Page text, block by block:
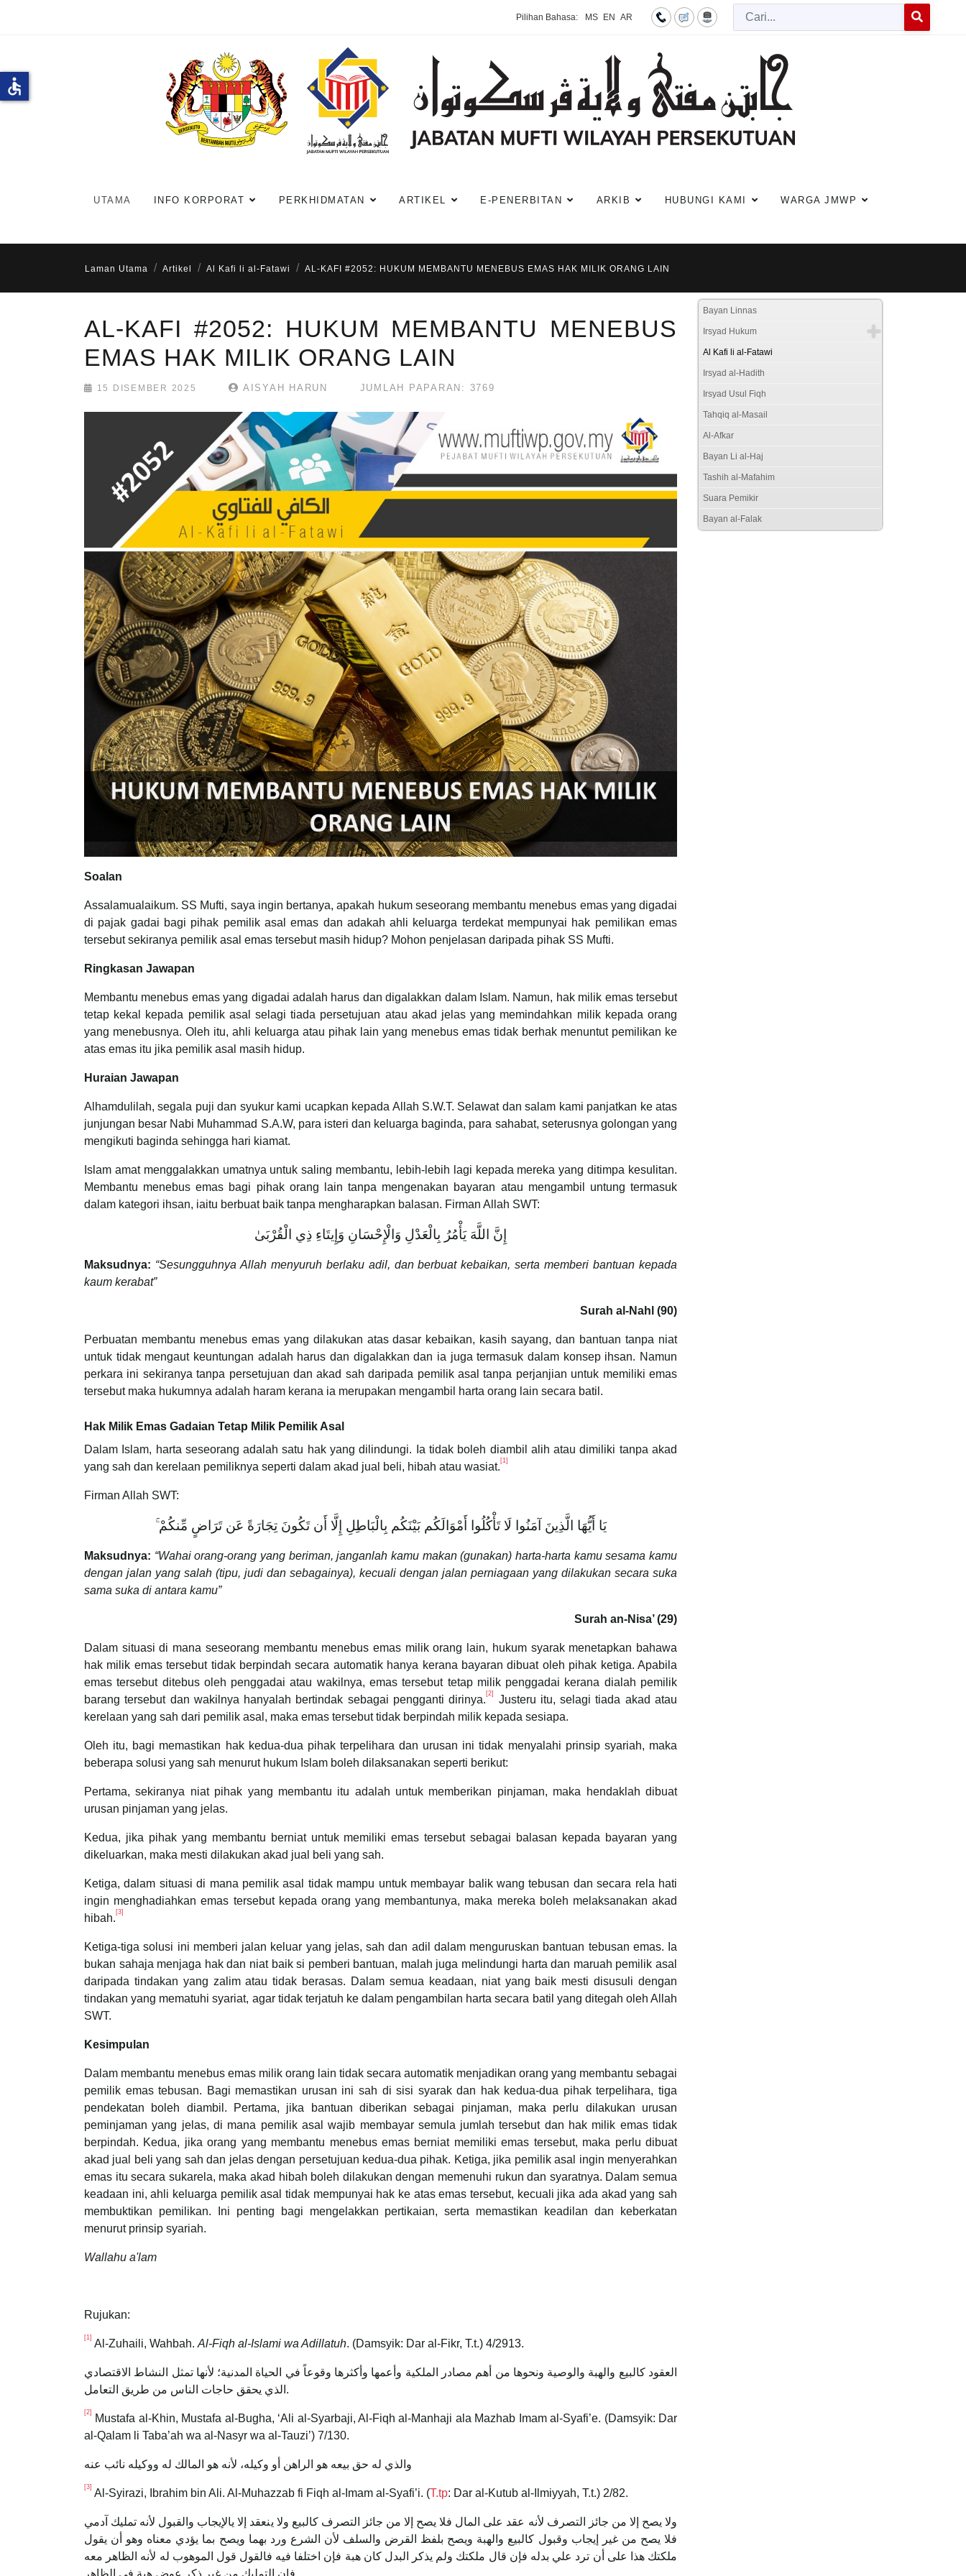
Pilihan Bahasa: MS EN AR
Cari
UTAMA INFO KORPORAT PERKHIDMATAN ARTIKEL E-PENERBITAN ARKIB HUBUNGI KAMI WARGA JMWP
Laman Utama Artikel Al Kafi li al-Fatawi AL-KAFI #2052: HUKUM MEMBANTU MENEBUS EMAS HAK MILIK ORANG LAIN
AL-KAFI #2052: HUKUM MEMBANTU MENEBUS
EMAS HAK MILIK ORANG LAIN
15 DISEMBER 2025 AISYAH HARUN JUMLAH PAPARAN: 3769
Soalan
Assalamualaikum. SS Mufti, saya ingin bertanya, apakah hukum seseorang membantu menebus emas yang digadai
di pajak gadai bagi pihak pemilik asal emas dan adakah ahli keluarga terdekat mempunyai hak pemilikan emas
tersebut sekiranya pemilik asal emas tersebut masih hidup? Mohon penjelasan daripada pihak SS Mufti.
Ringkasan Jawapan
Membantu menebus emas yang digadai adalah harus dan digalakkan dalam Islam. Namun, hak milik emas tersebut
tetap kekal kepada pemilik asal selagi tiada persetujuan atau akad jelas yang memindahkan milik kepada orang
yang menebusnya. Oleh itu, ahli keluarga atau pihak lain yang menebus emas tidak berhak menuntut pemilikan ke
atas emas itu jika pemilik asal masih hidup.
Huraian Jawapan
Alhamdulilah, segala puji dan syukur kami ucapkan kepada Allah S.W.T. Selawat dan salam kami panjatkan ke atas
junjungan besar Nabi Muhammad S.A.W, para isteri dan keluarga baginda, para sahabat, seterusnya golongan yang
mengikuti baginda sehingga hari kiamat.
Islam amat menggalakkan umatnya untuk saling membantu, lebih-lebih lagi kepada mereka yang ditimpa kesulitan.
Membantu menebus emas bagi pihak orang lain tanpa mengenakan bayaran atau mengambil untung termasuk
dalam kategori ihsan, iaitu berbuat baik tanpa mengharapkan balasan. Firman Allah SWT:
إِنَّ اللَّهَ يَأْمُرُ بِالْعَدْلِ وَالْإِحْسَانِ وَإِيتَاءِ ذِي الْقُرْبَىٰ
Maksudnya: “Sesungguhnya Allah menyuruh berlaku adil, dan berbuat kebaikan, serta memberi bantuan kepada
kaum kerabat”
Surah al-Nahl (90)
Perbuatan membantu menebus emas yang dilakukan atas dasar kebaikan, kasih sayang, dan bantuan tanpa niat
untuk tidak mengaut keuntungan adalah harus dan digalakkan dan ia juga termasuk dalam konsep ihsan. Namun
perkara ini sekiranya tanpa persetujuan dan akad sah daripada pemilik asal tanpa perjanjian untuk memiliki emas
tersebut maka hukumnya adalah haram kerana ia merupakan mengambil harta orang lain secara batil.
Hak Milik Emas Gadaian Tetap Milik Pemilik Asal
Dalam Islam, harta seseorang adalah satu hak yang dilindungi. Ia tidak boleh diambil alih atau dimiliki tanpa akad
yang sah dan kerelaan pemiliknya seperti dalam akad jual beli, hibah atau wasiat. [1]
Firman Allah SWT:
يَا أَيُّهَا الَّذِينَ آمَنُوا لَا تَأْكُلُوا أَمْوَالَكُم بَيْنَكُم بِالْبَاطِلِ إِلَّا أَن تَكُونَ تِجَارَةً عَن تَرَاضٍ مِّنكُمْ ۚ
Maksudnya: “Wahai orang-orang yang beriman, janganlah kamu makan (gunakan) harta-harta kamu sesama kamu
dengan jalan yang salah (tipu, judi dan sebagainya), kecuali dengan jalan perniagaan yang dilakukan secara suka
sama suka di antara kamu”
Surah an-Nisa’ (29)
Dalam situasi di mana seseorang membantu menebus emas milik orang lain, hukum syarak menetapkan bahawa
hak milik emas tersebut tidak berpindah secara automatik hanya kerana bayaran dibuat oleh pihak ketiga. Apabila
emas tersebut ditebus oleh penggadai atau wakilnya, emas tersebut tetap milik penggadai kerana dialah pemilik
barang tersebut dan wakilnya hanyalah bertindak sebagai pengganti dirinya.[2]
Justeru itu, selagi tiada akad atau
kerelaan yang sah dari pemilik asal, maka emas tersebut tidak berpindah milik kepada sesiapa.
Oleh itu, bagi memastikan hak kedua-dua pihak terpelihara dan urusan ini tidak menyalahi prinsip syariah, maka
beberapa solusi yang sah menurut hukum Islam boleh dilaksanakan seperti berikut:
Pertama, sekiranya niat pihak yang membantu itu adalah untuk memberikan pinjaman, maka hendaklah dibuat
urusan pinjaman yang jelas.
Kedua, jika pihak yang membantu berniat untuk memiliki emas tersebut sebagai balasan kepada bayaran yang
dikeluarkan, maka mesti dilakukan akad jual beli yang sah.
Ketiga, dalam situasi di mana pemilik asal tidak mampu untuk membayar balik wang tebusan dan secara rela hati
ingin menghadiahkan emas tersebut kepada orang yang membantunya, maka mereka boleh melaksanakan akad
hibah. [3]
Ketiga-tiga solusi ini memberi jalan keluar yang jelas, sah dan adil dalam menguruskan bantuan tebusan emas. Ia
bukan sahaja menjaga hak dan niat baik si pemberi bantuan, malah juga melindungi harta dan maruah pemilik asal
daripada tindakan yang zalim atau tidak berasas. Dalam semua keadaan, niat yang baik mesti disusuli dengan
tindakan yang mematuhi syariat, agar tidak terjatuh ke dalam pengambilan harta secara batil yang ditegah oleh Allah
SWT.
Kesimpulan
Dalam membantu menebus emas milik orang lain tidak secara automatik menjadikan orang yang membantu sebagai
pemilik emas tebusan. Bagi memastikan urusan ini sah di sisi syarak dan hak kedua-dua pihak terpelihara, tiga
pendekatan boleh diambil. Pertama, jika bantuan diberikan sebagai pinjaman, maka perlu dilakukan urusan
peminjaman yang jelas, di mana pemilik asal wajib membayar semula jumlah tersebut dan hak milik emas tidak
berpindah. Kedua, jika orang yang membantu menebus emas berniat memiliki emas tersebut, maka perlu dibuat
akad jual beli yang sah dan jelas dengan persetujuan kedua-dua pihak. Ketiga, jika pemilik asal ingin menyerahkan
emas itu secara sukarela, maka akad hibah boleh dilakukan dengan memenuhi rukun dan syaratnya. Dalam semua
keadaan ini, ahli keluarga pemilik asal tidak mempunyai hak ke atas emas tersebut, kecuali jika ada akad yang sah
membuktikan pemilikan. Ini penting bagi mengelakkan pertikaian, serta memastikan keadilan dan keberkatan
menurut prinsip syariah.
Wallahu a'lam
Rujukan:
[1] Al-Zuhaili, Wahbah. Al-Fiqh al-Islami wa Adillatuh. (Damsyik: Dar al-Fikr, T.t.) 4/2913.
العقود كالبيع والهبة والوصية ونحوها من أهم مصادر الملكية وأعمها وأكثرها وقوعاً في الحياة المدنية؛ لأنها تمثل النشاط الاقتصادي
الذي يحقق حاجات الناس من طريق التعامل.
[2]
Mustafa al-Khin, Mustafa al-Bugha, ‘Ali al-Syarbaji, Al-Fiqh al-Manhaji ala Mazhab Imam al-Syafi’e. (Damsyik: Dar
al-Qalam li Taba’ah wa al-Nasyr wa al-Tauzi’) 7/130.
والذي له حق بيعه هو الراهن أو وكيله، لأنه هو المالك له ووكيله نائب عنه
[3] Al-Syirazi, Ibrahim bin Ali. Al-Muhazzab fi Fiqh al-Imam al-Syafi’i. (T.tp: Dar al-Kutub al-Ilmiyyah, T.t.) 2/82.
ولا ‌يصح ‌إلا ‌من ‌جائز ‌التصرف ‌لأنه ‌عقد ‌على ‌المال ‌فلا ‌يصح ‌إلا ‌من ‌جائز ‌التصرف ‌كالبيع ولا ينعقد إلا يالإيجاب والقبول لأنه تمليك آدمي
فلا يصح من غير إيجاب وقبول كالبيع والهبة ويصح بلفظ القرض والسلف لأن الشرع ورد بهما ويصح بما يؤدي معناه وهو أن يقول
ملكتك هذا على أن ترد علي بدله فإن قال ملكتك ولم يذكر البدل كان هبة فإن اختلفا فيه فالقول قول الموهوب له لأنه الظاهر معه
فإن التمليك من غير ذكر عوض هبة في الظاهر
Bayan Linnas
Irsyad Hukum
Al Kafi li al-Fatawi
Irsyad al-Hadith
Irsyad Usul Fiqh
Tahqiq al-Masail
Al-Afkar
Bayan Li al-Haj
Tashih al-Mafahim
Suara Pemikir
Bayan al-Falak
accessible